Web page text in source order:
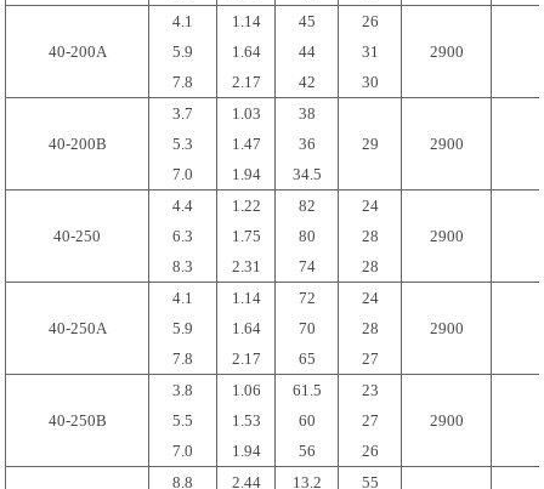
40-200A
4.1
5.9
7.8
1.14
1.64
2.17
45
44
42
26
31
30
2900
40-200B
3.7
5.3
7.0
1.03
1.47
1.94
38
36
34.5
29 2900
40-250
4.4
6.3
8.3
1.22
1.75
2.31
82
80
74
24
28
28
2900
40-250A
4.1
5.9
7.8
1.14
1.64
2.17
72
70
65
24
28
27
2900
40-250B
3.8
5.5
7.0
1.06
1.53
1.94
61.5
60
56
23
27
26
2900
8.8 2.44 13.2 55